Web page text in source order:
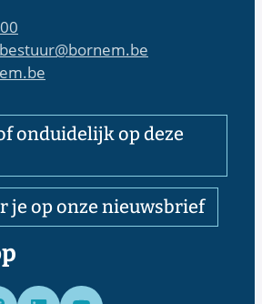
@bornem.be
onduidelijk op deze
je op onze nieuwsbrief